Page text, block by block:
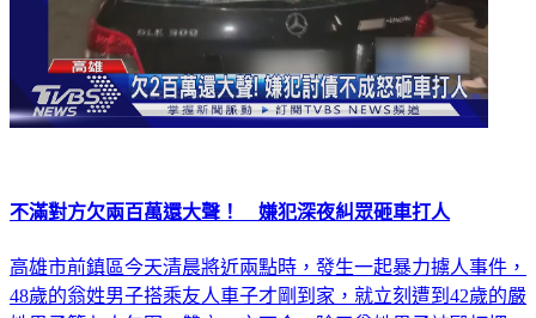
不滿對方欠兩百萬還大聲！ 嫌犯深夜糾眾砸車打人
高雄市前鎮區今天清晨將近兩點時，發生一起暴力擄人事件，
48歲的翁姓男子搭乘友人車子才剛到家，就立刻遭到42歲的嚴